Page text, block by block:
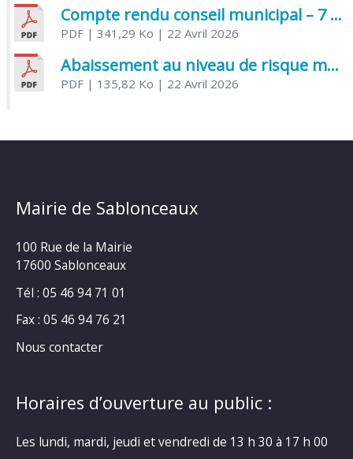
Compte rendu conseil municipal – 7 avril 2026
PDF| 341,29 Ko | 22 Avril 2026
Abaissement au niveau de risque modéré de l’Influenza aviaire
PDF| 135,82 Ko | 22 Avril 2026
Mairie de Sablonceaux
100 Rue de la Mairie
17600 Sablonceaux
Tél : 05 46 94 71 01
Fax : 05 46 94 76 21
Nous contacter
Horaires d’ouverture au public :
Les lundi, mardi, jeudi et vendredi de 13 h 30 à 17 h 00